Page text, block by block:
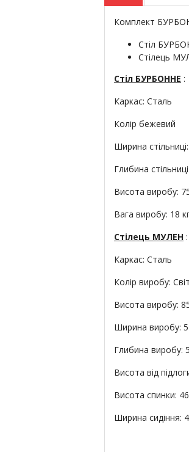
Комплект
Стіл
Стілець
Стіл БУРБОННЕ :
Каркас: Сталь
Колір бежевий
Ширина
Глибина
Висота виробу:
Вага виробу: 18
Стілець МУЛЕН :
Каркас: Сталь
Колір виробу:
Висота виробу:
Ширина виробу:
Глибина виробу:
Висота від
Висота спинки:
Ширина сидіння: